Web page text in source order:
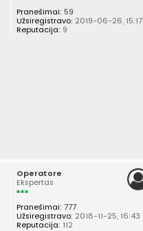
Pranešimai: 59
Užsiregistravo: 2019-06-26, 15:17
Reputacija: 9
Operatore
Ekspertas
Pranešimai: 777
Užsiregistravo: 2018-11-25, 16:43
Reputacija: 112